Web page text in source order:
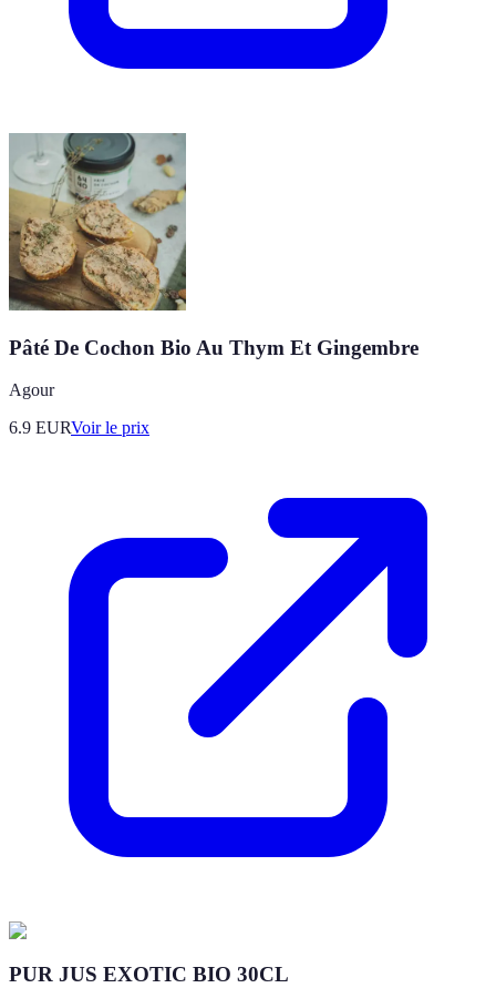
Pâté De Cochon Bio Au Thym Et Gingembre
Agour
6.9 EURVoir le prix
PUR JUS EXOTIC BIO 30CL